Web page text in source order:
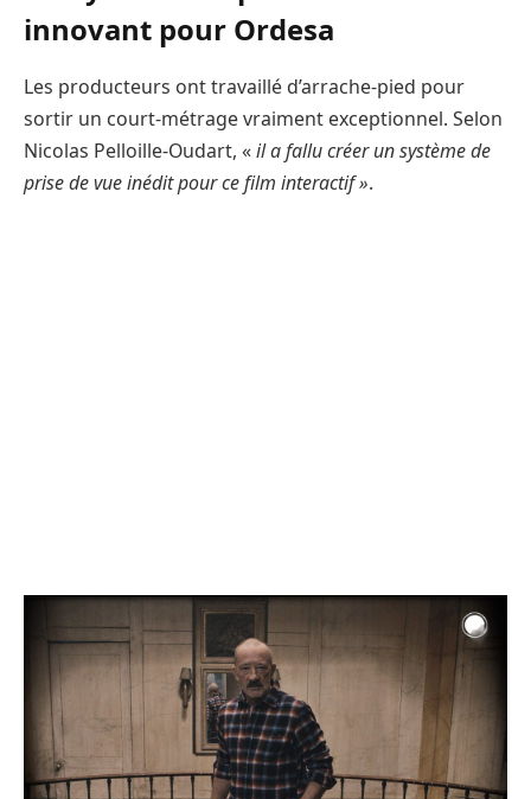
innovant pour Ordesa
Les producteurs ont travaillé d’arrache-pied pour
sortir un court-métrage vraiment exceptionnel. Selon
Nicolas Pelloille-Oudart, «il a fallu créer un système de
prise de vue inédit pour ce film interactif ».